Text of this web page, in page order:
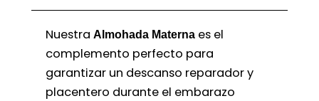
Nuestra Almohada Materna es el
complemento perfecto para
garantizar un descanso reparador y
placentero durante el embarazo